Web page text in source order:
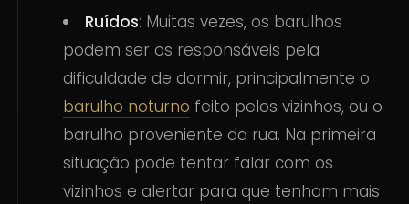
Ruídos: Muitas vezes, os barulhos
podem ser os responsáveis pela
dificuldade de dormir, principalmente o
barulho noturno feito pelos vizinhos, ou o
barulho proveniente da rua. Na primeira
situação pode tentar falar com os
vizinhos e alertar para que tenham mais